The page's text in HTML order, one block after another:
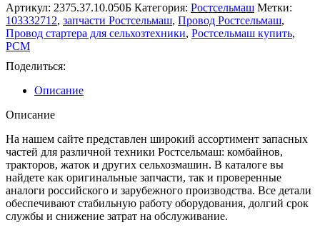
Артикул: 2375.37.10.050Б Категория: Ростсельмаш Метки:
103332712, запчасти Ростсельмаш, Провод Ростсельмаш,
Провод стартера для сельхозтехники, Ростсельмаш купить,
РСМ
Поделиться:
Описание
Описание
На нашем сайте представлен широкий ассортимент запасных
частей для различной техники Ростсельмаш: комбайнов,
тракторов, жаток и других сельхозмашин. В каталоге вы
найдете как оригинальные запчасти, так и проверенные
аналоги российского и зарубежного производства. Все детали
обеспечивают стабильную работу оборудования, долгий срок
службы и снижение затрат на обслуживание.